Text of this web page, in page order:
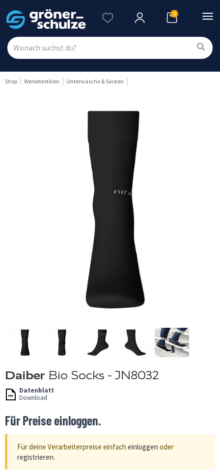
0
Shop Werbetextilien Unterwäsche & Socken
Daiber Bio Socks - JN8032
Datenblatt
Download
Für Preise einloggen.
Für deine Verarbeiterpreise einfach einloggen oder
registrieren.